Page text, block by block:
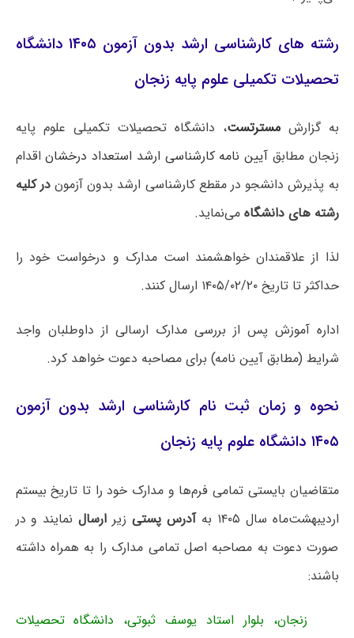
رشته های کارشناسی ارشد بدون آزمون ۱۴۰۵ دانشگاه
تحصیلات تکمیلی علوم پایه زنجان
به گزارشمسترتست، دانشگاه تحصیلات تکمیلی علوم پایه
زنجان مطابق آیین نامه کارشناسی ارشد استعداد درخشاناقدام
به پذیرش دانشجو در مقطع کارشناسی ارشد بدون آزموندر کلیه
رشته‌ های دانشگاه می‌نماید.
لذا از علاقمندان خواهشمند است مدارک و درخواست خود را
حداکثر تا تاریخ ۱۴۰۵/۰۲/۲۰ ارسال کنند.
اداره آموزش پس از بررسی مدارک ارسالی از داوطلبان واجد
شرایط (مطابق آیین نامه) برای مصاحبه دعوت خواهد کرد.
نحوه و زمان ثبت نام کارشناسی ارشد بدون آزمون
۱۴۰۵ دانشگاه علوم پایه زنجان
متقاضیان بایستی تمامی فرم‌ها و مدارک خود را تا تاریخ بیستم
اردیبهشت‌ماه سال ۱۴۰۵ به
آدرس پستیزیر ارسالنمایند و در
صورت دعوت به مصاحبه اصل تمامی مدارک را به همراه داشته
باشند:
زنجان، بلوار استاد یوسف ثبوتی، دانشگاه تحصیلات